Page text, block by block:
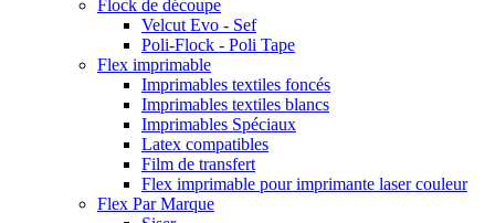
Flock de découpe
Velcut Evo - Sef
Poli-Flock - Poli Tape
Flex imprimable
Imprimables textiles foncés
Imprimables textiles blancs
Imprimables Spéciaux
Latex compatibles
Film de transfert
Flex imprimable pour imprimante laser couleur
Flex Par Marque